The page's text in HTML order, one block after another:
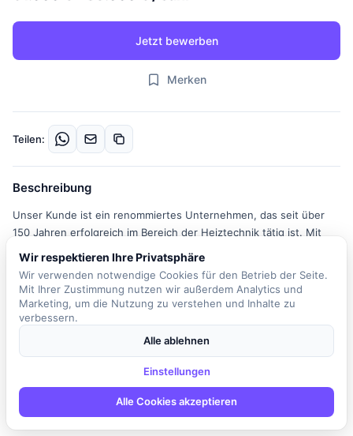
Jetzt bewerben
Merken
Teilen:
Beschreibung
Unser Kunde ist ein renommiertes Unternehmen, das seit über
150 Jahren erfolgreich im Bereich der Heiztechnik tätig ist. Mit
sorgt das Unternehmen für ein besseres Klima in den eigenen
vier Wänden sowie in der Umwelt. In der Rolle des Junior Testing
Engineer (m/w/d) für funktionale Tests sind Sie Teil eines
dynamischen Teams, das sich der Qualitätssicherung von
Heizlösungen widmet. Ihre Hauptaufgabe besteht darin,
funktionale Tests auf Geräte- und Systemebene zu planen, zu
entwickeln und zu bewerten. Sie tragen dazu bei, dass die
Produkte den hohen Anforderungen von Normen und Kunden
gerecht werden. Durch Ihre analytische Denkweise entwickeln Sie
Wir respektieren Ihre Privatsphäre
Wir verwenden notwendige Cookies für den Betrieb der Seite.
Mit Ihrer Zustimmung nutzen wir außerdem Analytics und
Marketing, um die Nutzung zu verstehen und Inhalte zu
verbessern.
Alle ablehnen
Einstellungen
Alle Cookies akzeptieren